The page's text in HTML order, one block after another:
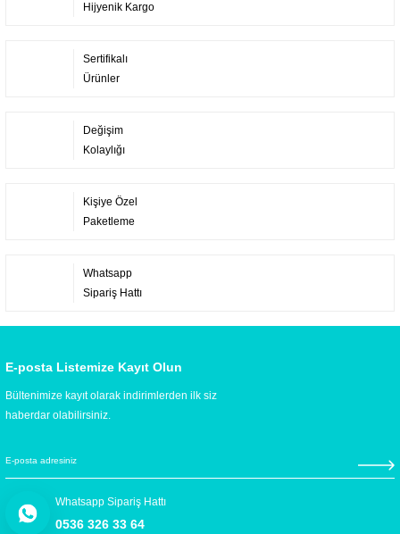
Hijyenik Kargo
Sertifikalı
Ürünler
Değişim
Kolaylığı
Kişiye Özel
Paketleme
Whatsapp
Sipariş Hattı
E-posta Listemize Kayıt Olun
Bültenimize kayıt olarak indirimlerden ilk siz
haberdar olabilirsiniz.
Whatsapp Sipariş Hattı
0536 326 33 64